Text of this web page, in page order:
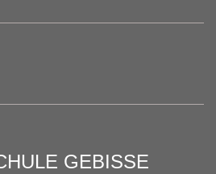
GEBISSE